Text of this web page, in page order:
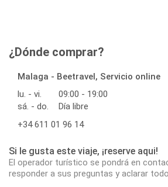
¿Dónde comprar?
Malaga - Beetravel, Servicio online
lu. - vi.
09:00 - 19:00
sá. - do.
Día libre
+34 611 01 96 14
Si le gusta este viaje, ¡reserve aqui!
El operador turístico se pondrá en
responder a sus preguntas y aclarar